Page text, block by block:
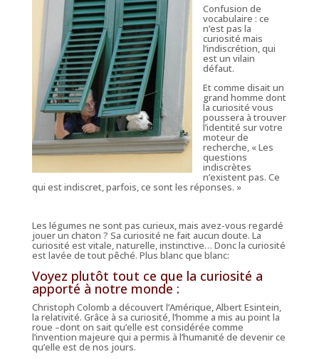
Confusion de
vocabulaire : ce
n’est pas la
curiosité mais
l’indiscrétion, qui
est un vilain
défaut.
Et comme disait un
grand homme dont
la curiosité vous
poussera à trouver
l’identité sur votre
moteur de
recherche, « Les
questions
indiscrètes
n’existent pas. Ce
qui est indiscret, parfois, ce sont les réponses. »
Les légumes ne sont pas curieux, mais avez-vous regardé
jouer un chaton ? Sa curiosité ne fait aucun doute. La
curiosité est vitale, naturelle, instinctive… Donc la curiosité
est lavée de tout pêché. Plus blanc que blanc:
Voyez plutôt tout ce que la curiosité a
apporté à notre monde :
Christoph Colomb a découvert l’Amérique, Albert Esintein,
la relativité. Grâce à sa curiosité, l’homme a mis au point la
roue –dont on sait qu’elle est considérée comme
l’invention majeure qui a permis à l’humanité de devenir ce
qu’elle est de nos jours.